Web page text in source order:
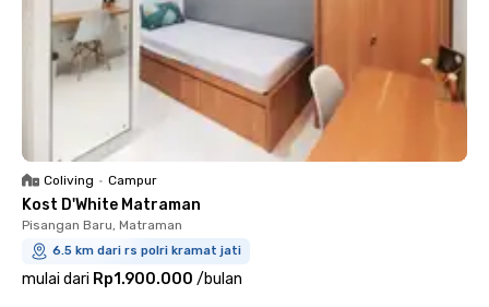
Coliving • Campur
Kost D'White Matraman
Pisangan Baru, Matraman
6.5 km dari rs polri kramat jati
mulai dari Rp1.900.000 /bulan